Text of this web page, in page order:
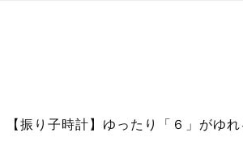
【振り子時計】ゆったり「６」が